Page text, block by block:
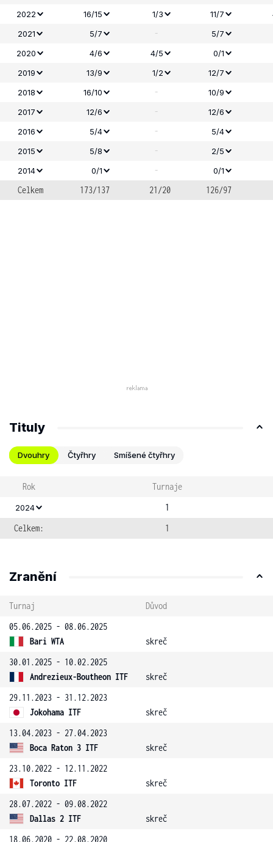
2022
16/15 1/3 11/7
2021
5/7 -
5/7
2020
4/6 4/5
0/1
2019
13/9 1/2
12/7
2018
16/10 -
10/9
2017
12/6 -
12/6
2016
5/4 -
5/4
2015
5/8 -
2/5
2014
0/1 - 0/1
Celkem 173/137 21/20 126/97
Tituly
Dvouhry Čtyřhry Smíšené čtyřhry
Rok Turnaje
2024
1
Celkem:
1
Zranění
Turnaj
Důvod
05.06.2025 - 08.06.2025
Bari WTA
skreč
30.01.2025 - 10.02.2025
Andrezieux-Boutheon ITF
skreč
29.11.2023 - 31.12.2023
Jokohama ITF
skreč
13.04.2023 - 27.04.2023
Boca Raton 3 ITF
skreč
23.10.2022 - 12.11.2022
Toronto ITF
skreč
28.07.2022 - 09.08.2022
Dallas 2 ITF
skreč
18.06.2020 - 22.08.2020